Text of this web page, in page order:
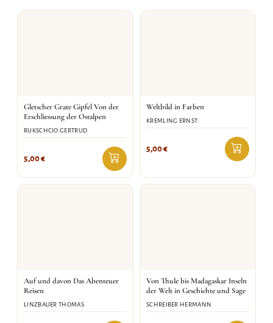
Gletscher Grate Gipfel Von der
Erschliessung der Ostalpen
RUKSCHCIO GERTRUD
5,00€
Weltbild in Farben
KREMLING ERNST
5,00€
Auf und davon Das Abenteuer
Reisen
LINZBAUER THOMAS
Von Thule bis Madagaskar Inseln
der Welt in Geschichte und Sage
SCHREIBER HERMANN